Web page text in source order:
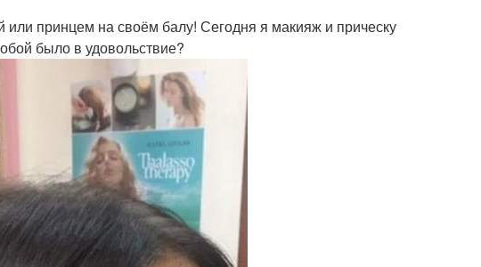
или принцем на своём балу! Сегодня я макияж и прическу
было в удовольствие?